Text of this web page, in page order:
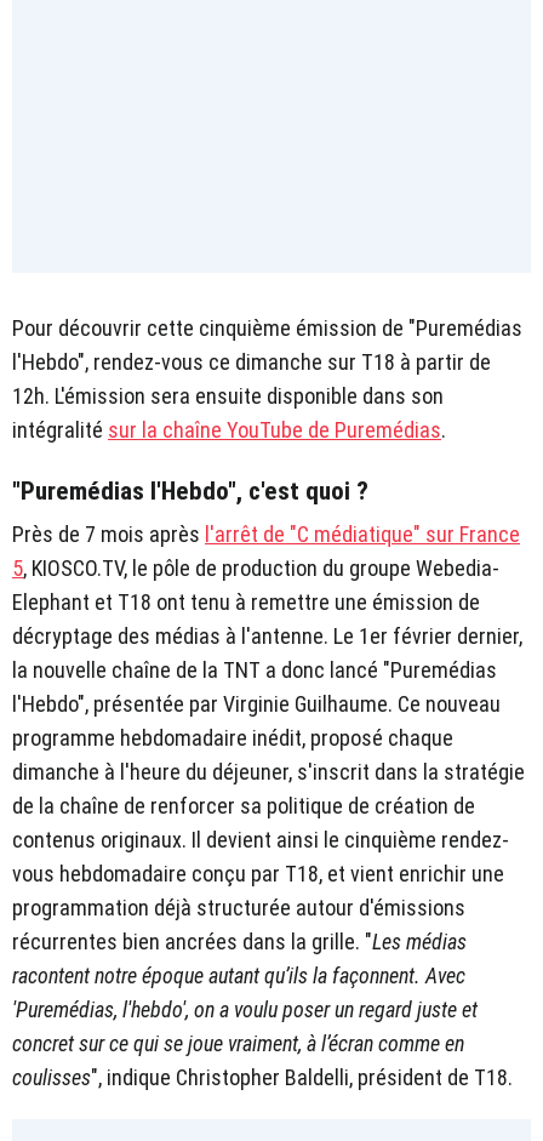
Pour découvrir cette cinquième émission de "Puremédias
l'Hebdo", rendez-vous ce dimanche sur T18 à partir de
12h. L'émission sera ensuite disponible dans son
intégralité sur la chaîne YouTube de Puremédias.
"Puremédias l'Hebdo", c'est quoi ?
Près de 7 mois après l'arrêt de "C médiatique" sur France
5, KIOSCO.TV, le pôle de production du groupe Webedia-
Elephant et T18 ont tenu à remettre une émission de
décryptage des médias à l'antenne. Le 1er février dernier,
la nouvelle chaîne de la TNT a donc lancé "Puremédias
l'Hebdo", présentée par Virginie Guilhaume. Ce nouveau
programme hebdomadaire inédit, proposé chaque
dimanche à l'heure du déjeuner, s'inscrit dans la stratégie
de la chaîne de renforcer sa politique de création de
contenus originaux. Il devient ainsi le cinquième rendez-
vous hebdomadaire conçu par T18, et vient enrichir une
programmation déjà structurée autour d'émissions
récurrentes bien ancrées dans la grille. "Les médias
racontent notre époque autant qu’ils la façonnent. Avec
'Puremédias, l'hebdo', on a voulu poser un regard juste et
concret sur ce qui se joue vraiment, à l’écran comme en
coulisses", indique Christopher Baldelli, président de T18.